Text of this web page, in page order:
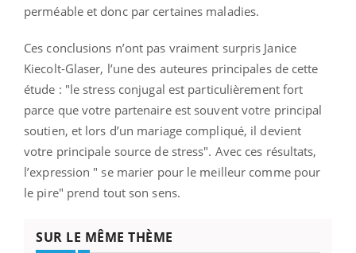
perméable et donc par certaines maladies.
Ces conclusions n’ont pas vraiment surpris Janice
Kiecolt-Glaser, l’une des auteures principales de cette
étude : "le stress conjugal est particulièrement fort
parce que votre partenaire est souvent votre principal
soutien, et lors d’un mariage compliqué, il devient
votre principale source de stress". Avec ces résultats,
l’expression " se marier pour le meilleur comme pour
le pire" prend tout son sens.
SUR LE MÊME THÈME